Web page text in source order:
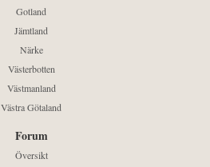
Gotland
Jämtland
Närke
Västerbotten
Västmanland
Västra Götaland
Forum
Översikt